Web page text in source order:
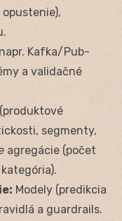
Kafka/Pub-
a validačné
segmenty,
agregácie (počet
Modely (predikcia
a guardrails.